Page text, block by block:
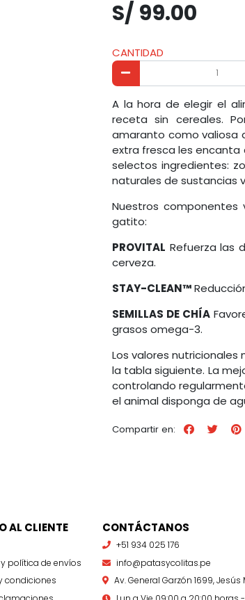
S/ 99.00
CANTIDAD
A la hora de elegir el
receta sin cereales.
amaranto como valiosa
extra fresca les encanta
selectos ingredientes:
naturales de sustancias
Nuestros
gatito:
PROVITAL Refuerza las
cerveza.
STAY-CLEAN™
SEMILLAS DE CHÍA
grasos omega-3.
Los valores
la tabla siguiente. La
controlando
el animal disponga de
Compartir en:
AL CLIENTE
política de envíos
condiciones
CONTÁCTANOS
+51 934 025 176
info@patasycolitas.pe
Av. General Garzón 1699, Jesús